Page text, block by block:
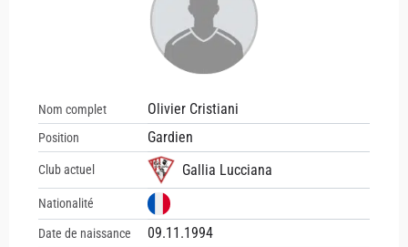
Nom complet Olivier Cristiani
Position Gardien
Club actuel Gallia Lucciana
Nationalité
Date de naissance 09.11.1994